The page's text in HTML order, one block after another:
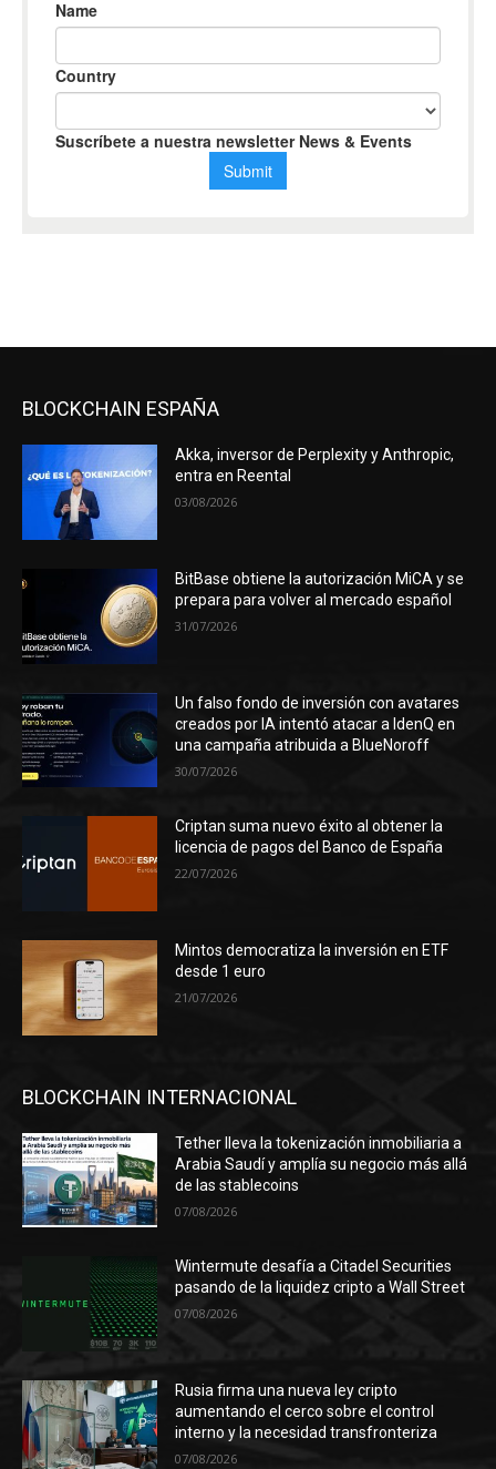
BLOCKCHAIN ESPAÑA
Akka, inversor de Perplexity y Anthropic,
entra en Reental
03/08/2026
BitBase obtiene la autorización MiCA y se
prepara para volver al mercado español
31/07/2026
Un falso fondo de inversión con avatares
creados por IA intentó atacar a IdenQ en
una campaña atribuida a BlueNoroff
30/07/2026
Criptan suma nuevo éxito al obtener la
licencia de pagos del Banco de España
22/07/2026
Mintos democratiza la inversión en ETF
desde 1 euro
21/07/2026
BLOCKCHAIN INTERNACIONAL
Tether lleva la tokenización inmobiliaria a
Arabia Saudí y amplía su negocio más allá
de las stablecoins
07/08/2026
Wintermute desafía a Citadel Securities
pasando de la liquidez cripto a Wall Street
07/08/2026
Rusia firma una nueva ley cripto
aumentando el cerco sobre el control
interno y la necesidad transfronteriza
07/08/2026